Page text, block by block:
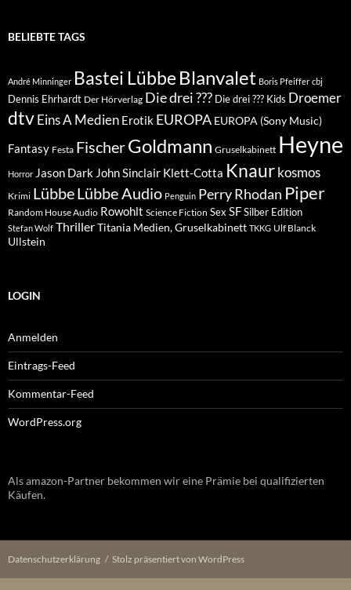
BELIEBTE TAGS
André Minninger Bastei Lübbe Blanvalet Boris Pfeiffer cbj
Dennis Ehrhardt Der Hörverlag Die drei ??? Die drei ??? Kids Droemer
dtvEins A Medien Erotik EUROPA EUROPA (Sony Music)
Fantasy Festa FischerGoldmann Gruselkabinett Heyne
Horror Jason Dark John Sinclair Klett-Cotta Knaur kosmos
Krimi LübbeLübbe Audio Penguin Perry Rhodan Piper
Random House Audio Rowohlt Science Fiction Sex SFSilber Edition
Stefan Wolf ThrillerTitania Medien, Gruselkabinett TKKG Ulf Blanck
Ullstein
LOGIN
Anmelden
Eintrags-Feed
Kommentar-Feed
WordPress.org
Als amazon-Partner bekommen wir eine Prämie bei qualifizierten
Käufen.
Datenschutzerklärung Stolz präsentiert von WordPress